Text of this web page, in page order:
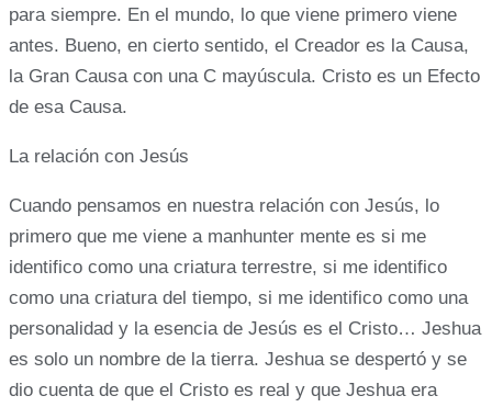
para siempre. En el mundo, lo que viene primero viene
antes. Bueno, en cierto sentido, el Creador es la Causa,
la Gran Causa con una C mayúscula. Cristo es un Efecto
de esa Causa.
La relación con Jesús
Cuando pensamos en nuestra relación con Jesús, lo
primero que me viene a manhunter mente es si me
identifico como una criatura terrestre, si me identifico
como una criatura del tiempo, si me identifico como una
personalidad y la esencia de Jesús es el Cristo… Jeshua
es solo un nombre de la tierra. Jeshua se despertó y se
dio cuenta de que el Cristo es real y que Jeshua era